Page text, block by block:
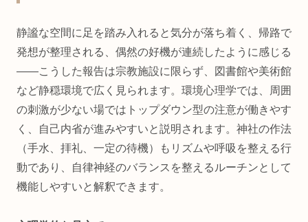
静謐な空間に足を踏み入れると気分が落ち着く、帰路で
発想が整理される、偶然の好機が連続したように感じる
――こうした報告は宗教施設に限らず、図書館や美術館
など静穏環境で広く見られます。環境心理学では、周囲
の刺激が少ない場ではトップダウン型の注意が働きやす
く、自己内省が進みやすいと説明されます。神社の作法
（手水、拝礼、一定の待機）もリズムや呼吸を整える行
動であり、自律神経のバランスを整えるルーチンとして
機能しやすいと解釈できます。